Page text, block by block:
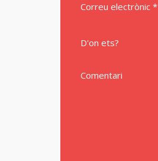
Correu electrònic *
D'on ets?
Comentari